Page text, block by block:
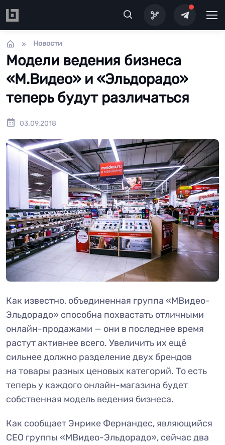
Новости
Модели ведения бизнеса
«М.Видео» и «Эльдорадо»
теперь будут различаться
03.09.2018
Как известно, объединенная группа «МВидео-
Эльдорадо» способна похвастать отличными
онлайн-продажами — они в последнее время
растут активнее всего. Увеличить их ещё
сильнее должно разделение двух брендов
на товары разных ценовых категорий. То есть
теперь у каждого онлайн-магазина будет
собственная модель ведения бизнеса.
Как сообщает Энрике Фернандес, являющийся
СЕО группы «МВидео-Эльдорадо», сейчас два